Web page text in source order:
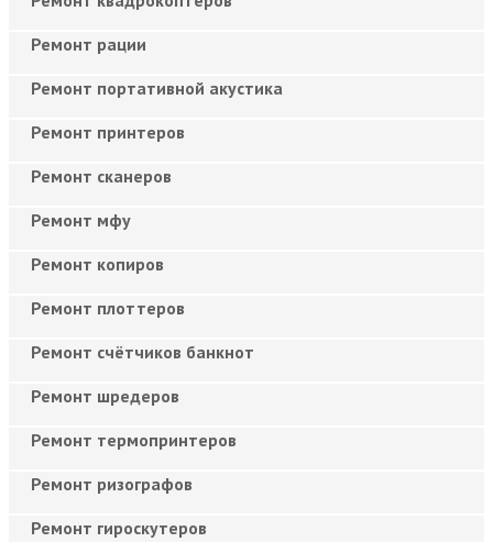
Ремонт рации
Ремонт портативной акустика
Ремонт принтеров
Ремонт сканеров
Ремонт мфу
Ремонт копиров
Ремонт плоттеров
Ремонт счётчиков банкнот
Ремонт шредеров
Ремонт термопринтеров
Ремонт ризографов
Ремонт гироскутеров